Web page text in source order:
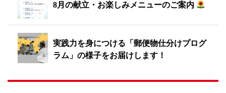
8月の献立・お楽しみメニューのご案内
実践力を身につける「郵便物仕分けプログ
ラム」の様子をお届けします！